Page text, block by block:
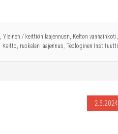
, Yleinen / keittiön laajennusn, Kelton vanhainkoti,
Keltto, ruokalan laajennus, Teologinen Instituutti
2.5.2024